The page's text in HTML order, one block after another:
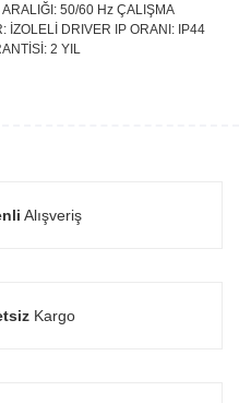
50/60 Hz ÇALIŞMA
İZOLELİ DRIVER IP ORANI: IP44
2 YIL
Alışveriş
Kargo